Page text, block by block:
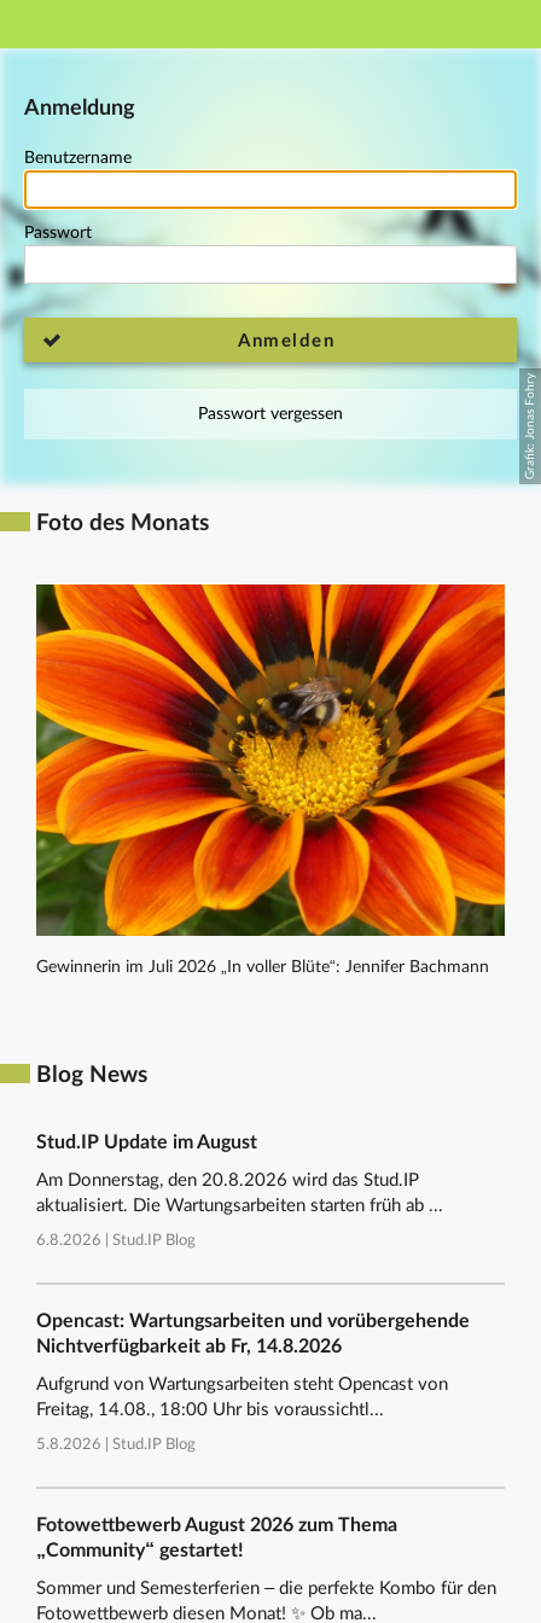
Hauptnavigation
Anmeldung
Benutzername
Passwort
Anmelden
Passwort vergessen
Foto des Monats
Gewinnerin im Juli 2026 „In voller Blüte“: Jennifer Bachmann
Blog News
Stud.IP Update im August
Am Donnerstag, den 20.8.2026 wird das Stud.IP
aktualisiert. Die Wartungsarbeiten starten früh ab ...
6.8.2026 | Stud.IP Blog
Opencast: Wartungsarbeiten und vorübergehende
Nichtverfügbarkeit ab Fr, 14.8.2026
Aufgrund von Wartungsarbeiten steht Opencast von
Freitag, 14.08., 18:00 Uhr bis voraussichtl...
5.8.2026 | Stud.IP Blog
Fotowettbewerb August 2026 zum Thema
„Community“ gestartet!
Sommer und Semesterferien – die perfekte Kombo für den
Fotowettbewerb diesen Monat! ✨ Ob ma...